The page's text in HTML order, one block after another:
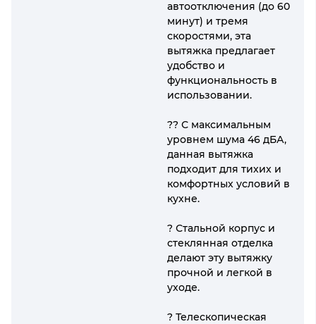
автоотключения (до 60
минут) и тремя
скоростями, эта
вытяжка предлагает
удобство и
функциональность в
использовании.
?? С максимальным
уровнем шума 46 дБА,
данная вытяжка
подходит для тихих и
комфортных условий в
кухне.
? Стальной корпус и
стеклянная отделка
делают эту вытяжку
прочной и легкой в
уходе.
? Телескопическая